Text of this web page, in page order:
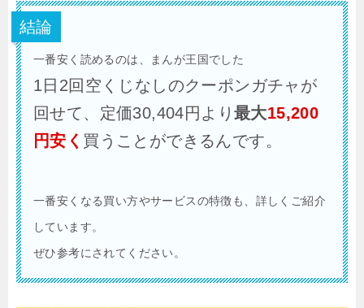
結論
一番安く読めるのは、まんが王国でした
1日2回空くじなしのクーポンガチャが
回せて、定価30,404円より 最大15,200
円安く 買うことができるんです。
一番安くなる買い方やサービスの特徴も、詳しくご紹介
しています。
ぜひ参考にされてください。